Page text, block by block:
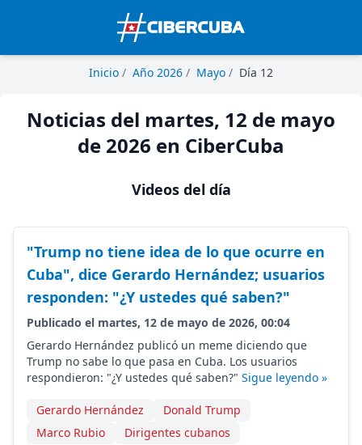
Inicio / Año 2026 / Mayo / Día 12
Noticias del martes, 12 de mayo
de 2026 en CiberCuba
Videos del día
"Trump no tiene idea de lo que ocurre en
Cuba", dice Gerardo Hernández; usuarios
responden: "¿Y ustedes qué saben?"
Publicado el martes, 12 de mayo de 2026, 00:04
Gerardo Hernández publicó un meme diciendo que
Trump no sabe lo que pasa en Cuba. Los usuarios
respondieron: "¿Y ustedes qué saben?" Sigue leyendo »
Gerardo Hernández
Donald Trump
Marco Rubio
Dirigentes cubanos